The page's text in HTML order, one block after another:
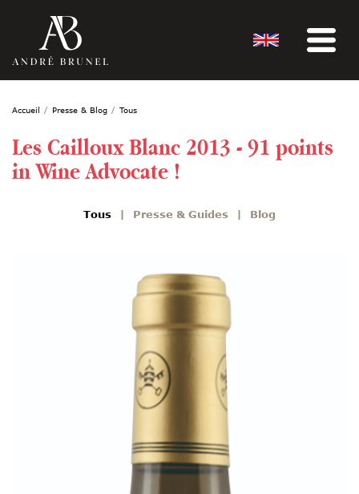
Accueil Presse & Blog Tous
Les Cailloux Blanc 2013 - 91 points
in Wine Advocate !
Tous Presse & Guides Blog